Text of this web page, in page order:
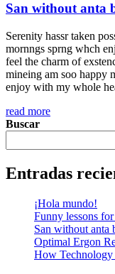
San without anta
Serenity hassr taken
mornngs sprng whch
feel the charm of
mineing am soo happy
enjoy with my whole
read more
Buscar
Entradas
¡Hola mundo!
Funny lessons
San without anta
Optimal Ergon
How Technology